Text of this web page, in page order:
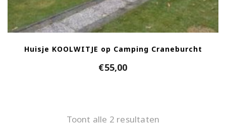
Huisje KOOLWITJE op Camping Craneburcht
€55,00
Toont alle 2 resultaten